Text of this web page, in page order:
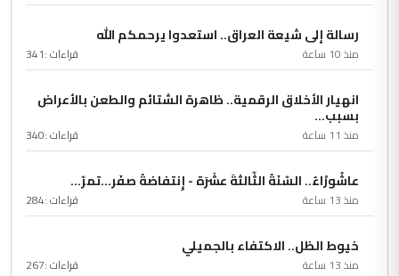
رسالة إلى شيعة العراق.. استعدوا يرحمكم الله
منذ 10 ساعة قراءات :341
انهيار الأخلاق الرقمية.. ظاهرة الشتائم والطعن بالأعراض
بسبب...
منذ 11 ساعة قراءات :340
عاشُورْاءُ.. السّنَةُ الثّالثةَ عشَرَة - إِنتفاضةُ صفَر…تمرّ...
منذ 13 ساعة قراءات :284
خيوط الظل.. الاكتفاء بالجميلي
منذ 13 ساعة قراءات :267